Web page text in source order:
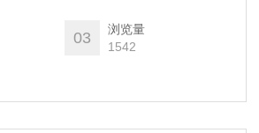
03
浏览量
1542